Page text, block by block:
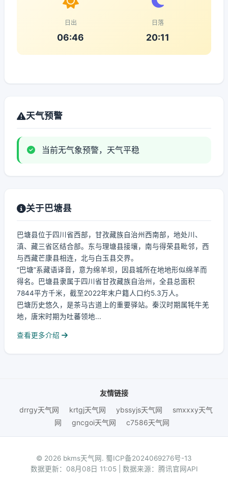
日出
06:46
日落
20:11
天气预警
当前无气象预警，天气平稳
关于巴塘县
巴塘县位于四川省西部，甘孜藏族自治州西南部，地处川、
滇、藏三省区结合部。东与理塘县接壤，南与得荣县毗邻，西
与西藏芒康县相连，北与白玉县交界。
“巴塘”系藏语译音，意为绵羊坝，因县城所在地地形似绵羊而
得名。巴塘县隶属于四川省甘孜藏族自治州，全县总面积
7844平方千米，截至2022年末户籍人口约5.3万人。
巴塘历史悠久，是茶马古道上的重要驿站。秦汉时期属牦牛羌
地，唐宋时期为吐蕃领地...
查看更多介绍
友情链接
drrgy天气网
krtgj天气网 ybssyjs天气网
smxxxy天气
网
gncgoi天气网 c7586天气网
© 2026 bkms天气网. 蜀ICP备2024069276号-13
数据更新：08月08日 11:05 | 数据来源：腾讯官网API